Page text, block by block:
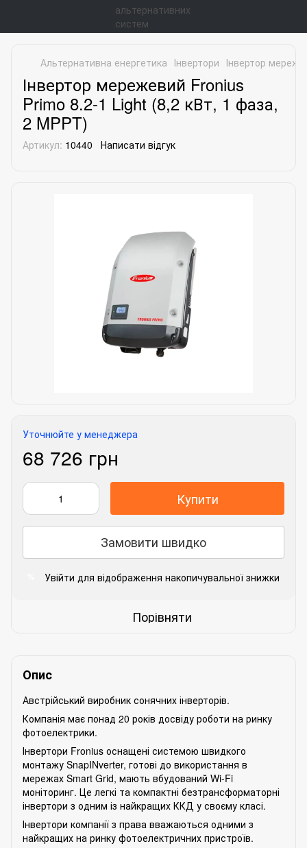
Альтернативна енергетика Інвертори Інвертор
Інвертор мережевий Fronius
Primo 8.2-1 Light (8,2 кВт, 1 фаза,
2 MPPT)
Артикул: 10440 Написати відгук
Уточнюйте у менеджера
68 726 грн
Купити
Замовити швидко
Увійти для відображення накопичувальної знижки
Порівняти
Опис
Австрійський виробник сонячних інверторів.
Компанія має понад 20 років досвіду роботи на ринку
фотоелектрики.
Інвертори Fronius оснащені системою швидкого
монтажу SnapINverter, готові до використання в
мережах Smart Grid, мають вбудований Wi-Fi
моніторинг. Це легкі та компактні безтрансформаторні
інвертори з одним із найкращих ККД у своєму класі.
Інвертори компанії з права вважаються одними з
найкращих на ринку фотоелектричних пристроїв.